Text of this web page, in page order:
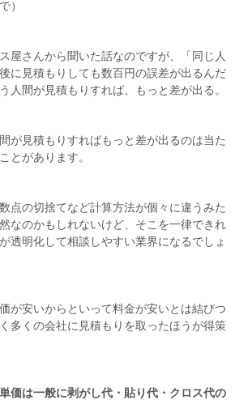
）
屋さんから聞いた話なのですが、「同じ人
に見積もりしても数百円の誤差が出るんだ
人間が見積もりすれば、もっと差が出る。
が見積もりすればもっと差が出るのは当た
とがあります。
点の切捨てなど計算方法が個々に違うみた
なのかもしれないけど、そこを一律できれ
透明化して相談しやすい業界になるでしょ
が安いからといって料金が安いとは結びつ
多くの会社に見積もりを取ったほうが得策
単価は一般に剥がし代・貼り代・クロス代の